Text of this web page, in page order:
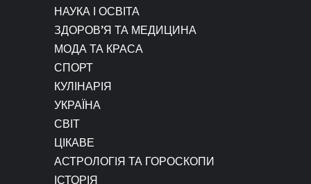
НАУКА І ОСВІТА
ЗДОРОВ’Я ТА МЕДИЦИНА
МОДА ТА КРАСА
СПОРТ
КУЛІНАРІЯ
УКРАЇНА
СВІТ
ЦІКАВЕ
АСТРОЛОГІЯ ТА ГОРОСКОПИ
ІСТОРІЯ